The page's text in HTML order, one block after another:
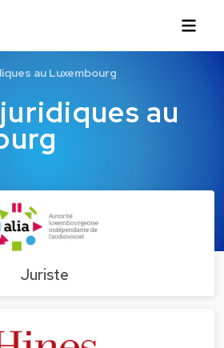
au
au Luxembourg
Juriste